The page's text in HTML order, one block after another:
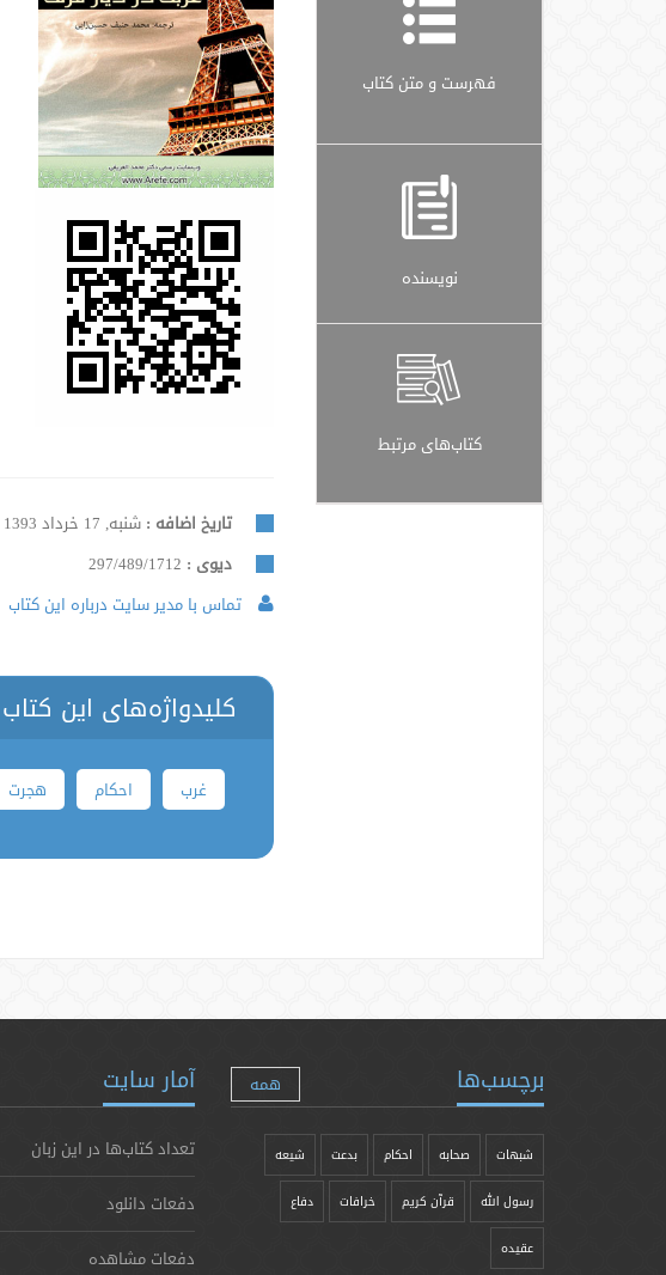
فهرست و متن کتاب
نویسنده
کتاب‌های مرتبط
تاریخ اضافه : شنبه, 17 خرداد 1393
دیوی : 297/489/1712
تماس با مدیر سایت درباره این کتاب
کلیدواژه‌های این کتاب
غرب احکام هجرت
برچسب‌ها همه
شبهات صحابه احکام بدعت شیعه
رسول الله قرآن کریم خرافات دفاع
عقیده
آمار سایت
تعداد کتاب‌ها در این زبان
دفعات دانلود
دفعات مشاهده